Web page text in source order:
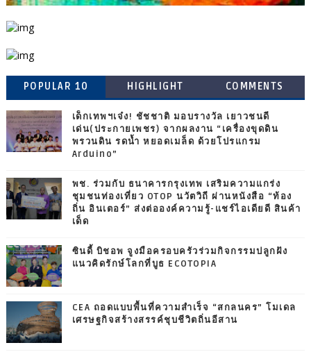
POPULAR 10 HIGHLIGHT COMMENTS
เด็กเทพฯเจ๋ง! ชัชชาติ มอบรางวัล เยาวชนดี
เด่น(ประกายเพชร) จากผลงาน “เครื่องขุดดิน
พรวนดิน รดน้ำ หยอดเมล็ด ด้วยโปรแกรม
Arduino”
พช. ร่วมกับ ธนาคารกรุงเทพ เสริมความแกร่ง
ชุมชนท่องเที่ยว OTOP นวัตวิถี ผ่านหนังสือ “ท้อง
ถิ่น อินเตอร์” ส่งต่อองค์ความรู้-แชร์ไอเดียดี สินค้า
เด็ด
ซินดี้ บิชอพ จูงมือครอบครัวร่วมกิจกรรมปลูกฝัง
แนวคิดรักษ์โลกที่บูธ ECOTOPIA
CEA ถอดแบบพื้นที่ความสำเร็จ “สกลนคร” โมเดล
เศรษฐกิจสร้างสรรค์ชุบชีวิตถิ่นอีสาน